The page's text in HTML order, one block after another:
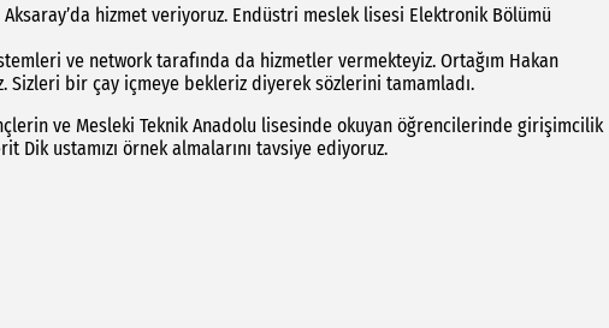
hizmet veriyoruz. Endüstri meslek lisesi Elektronik Bölümü
ve network tarafında da hizmetler vermekteyiz. Ortağım Hakan
Sizleri bir çay içmeye bekleriz diyerek sözlerini tamamladı.
ve Mesleki Teknik Anadolu lisesinde okuyan öğrencilerinde girişimcilik
Dik ustamızı örnek almalarını tavsiye ediyoruz.